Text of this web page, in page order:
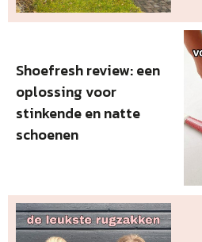
Shoefresh review: een
oplossing voor
stinkende en natte
schoenen